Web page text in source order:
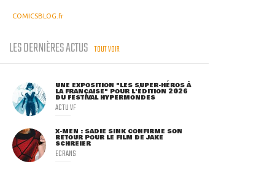
COMICSBLOG.fr
LES DERNIÈRES ACTUS TOUT VOIR
UNE EXPOSITION "LES SUPER-HÉROS À
LA FRANÇAISE" POUR L'ÉDITION 2026
DU FESTIVAL HYPERMONDES
ACTU VF
X-MEN : SADIE SINK CONFIRME SON
RETOUR POUR LE FILM DE JAKE
SCHREIER
ECRANS